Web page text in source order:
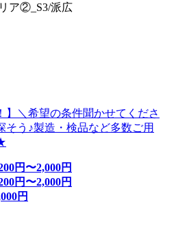
ア②_S3/派広
】＼希望の条件聞かせてくださ
そう♪製造・検品など多数ご用
円〜2,000円
円〜2,000円
円